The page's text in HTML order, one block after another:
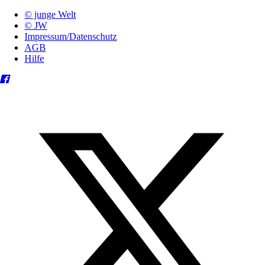
© junge Welt
© JW
Impressum/Datenschutz
AGB
Hilfe